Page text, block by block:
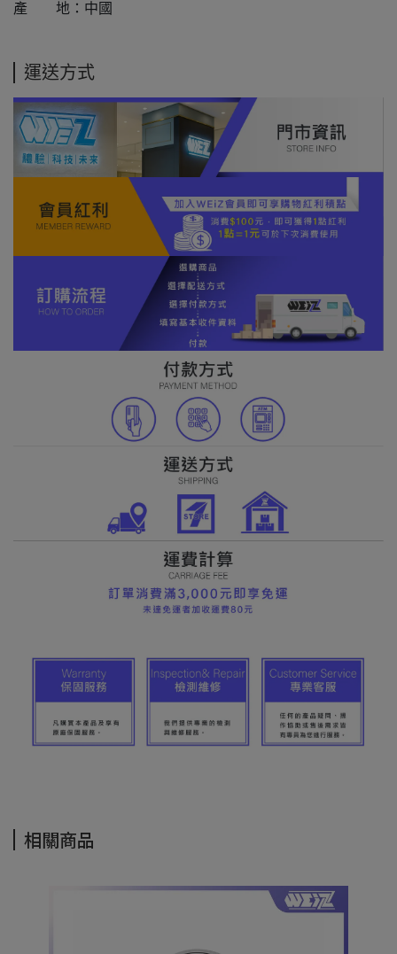
產 地：中國
運送方式
相關商品